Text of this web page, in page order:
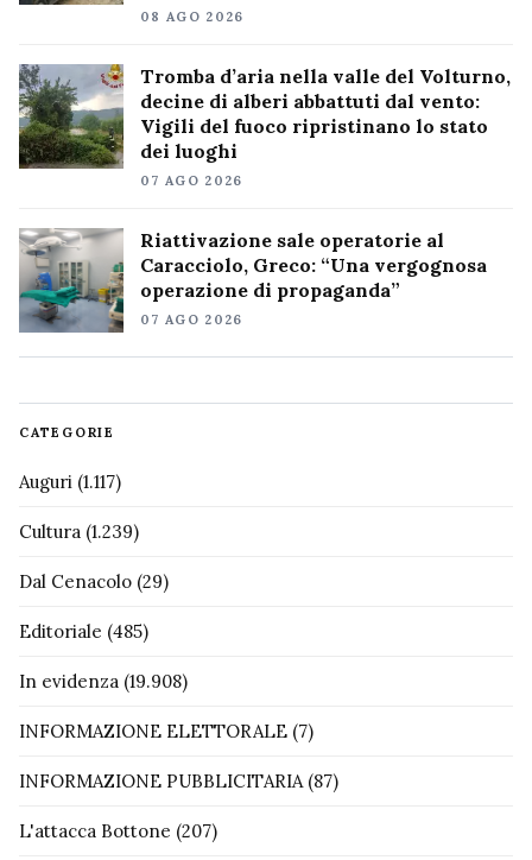
08 AGO 2026
Tromba d’aria nella valle del Volturno,
decine di alberi abbattuti dal vento:
Vigili del fuoco ripristinano lo stato
dei luoghi
07 AGO 2026
Riattivazione sale operatorie al
Caracciolo, Greco: “Una vergognosa
operazione di propaganda”
07 AGO 2026
CATEGORIE
Auguri (1.117)
Cultura (1.239)
Dal Cenacolo (29)
Editoriale (485)
In evidenza (19.908)
INFORMAZIONE ELETTORALE (7)
INFORMAZIONE PUBBLICITARIA(87)
L'attacca Bottone (207)